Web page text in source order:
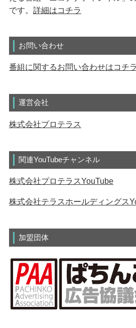
です。 詳細はコチラ
お問い合わせ
番組に関するお問い合わせはコチラ
運営会社
株式会社プロテラス
関連YouTubeチャンネル
株式会社プロテラスYouTube
株式会社テラスホールディングス
加盟団体